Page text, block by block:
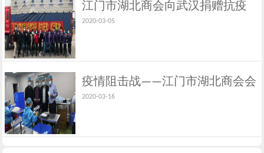
江门市湖北商会向武汉捐赠抗疫
物资
2020-03-05
疫情阻击战——江门市湖北商会会
员企业在行动
2020-03-16